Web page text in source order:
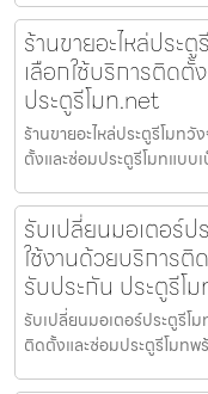
ร้านขายอะไหล่ประ
เลือกใช้บริการติดตั้
ประตูรีโมท.net
ร้านขายอะไหล่ประตูรีโมท
ตั้งและซ่อมประตูรีโมทแบบ
รับเปลี่ยนมอเตอร์ป
ใช้งานด้วยบริการติ
รับประกัน ประตูรีโ
รับเปลี่ยนมอเตอร์ประตูรีโ
ติดตั้งและซ่อมประตูรีโมทพ